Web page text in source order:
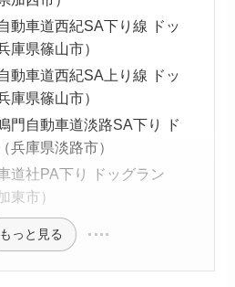
動車道西紀SA下り線 ドッ
庫県篠山市）
動車道西紀SA上り線 ドッ
庫県篠山市）
門自動車道淡路SA下り ド
兵庫県淡路市）
道社PA下り ドッグラン
東市）
もっと見る